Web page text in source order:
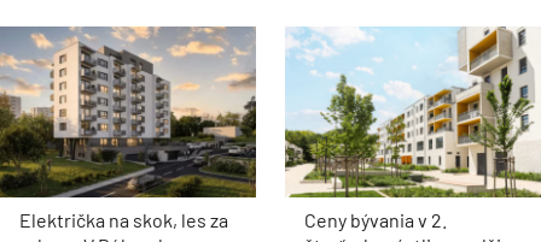
Električka na skok, les za
Ceny bývania v 2.